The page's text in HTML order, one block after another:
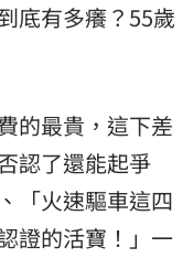
底有多癢？55歲
的最貴，這下差
認了還能起爭
「火速驅車這四
證的活寶！」一